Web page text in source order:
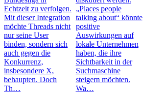
Echtzeit zu verfolgen.
Mit dieser Integration
möchte Threads nicht
nur seine User
binden, sondern sich
auch gegen die
Konkurrenz,
insbesondere X,
behaupten. Doch
Th…
„Places people
talking about“ könnte
positive
Auswirkungen auf
lokale Unternehmen
haben, die ihre
Sichtbarkeit in der
Suchmaschine
steigern möchten.
Wa…